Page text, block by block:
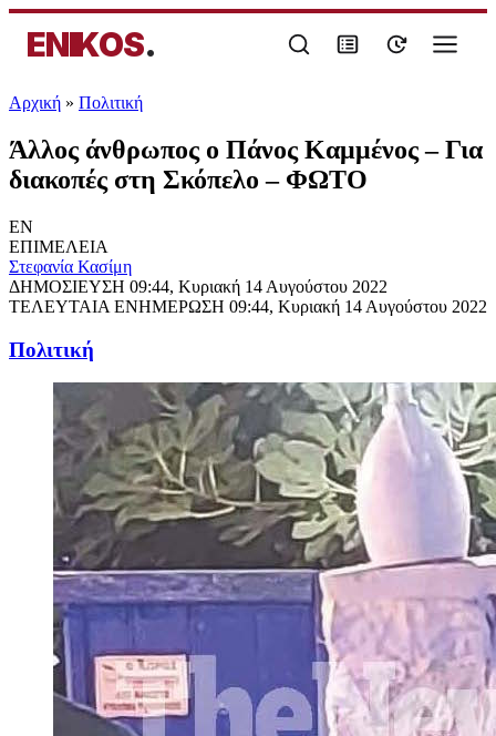
ENIKOS.
Αρχική » Πολιτική
Άλλος άνθρωπος ο Πάνος Καμμένος – Για
διακοπές στη Σκόπελο – ΦΩΤΟ
EN
ΕΠΙΜΕΛΕΙΑ
Στεφανία Κασίμη
ΔΗΜΟΣΙΕΥΣΗ 09:44, Κυριακή 14 Αυγούστου 2022
ΤΕΛΕΥΤΑΙΑ ΕΝΗΜΕΡΩΣΗ 09:44, Κυριακή 14 Αυγούστου 2022
Πολιτική